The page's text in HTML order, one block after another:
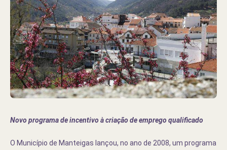
Novo programa de incentivo à criação de emprego qualificado
O Município de Manteigas lançou, no ano de 2008, um programa